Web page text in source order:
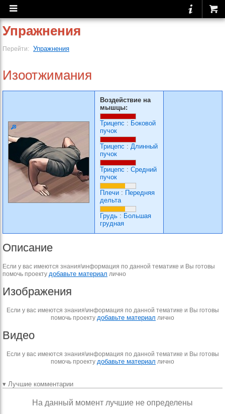
Упражнения
Перейти: Упражнения
Изоотжимания
Воздействие на
мышцы:
Трицепс : Боковой
пучок
Трицепс : Длинный
пучок
Трицепс : Средний
пучок
Плечи : Передняя
дельта
Грудь : Большая
грудная
Описание
Если у вас имеются знания\информация по данной тематике и Вы готовы
помочь проекту добавьте материал лично
Изображения
Если у вас имеются знания\информация по данной тематике и Вы готовы
помочь проекту добавьте материал лично
Видео
Если у вас имеются знания\информация по данной тематике и Вы готовы
помочь проекту добавьте материал лично
▾ Лучшие комментарии
На данный момент лучшие не определены